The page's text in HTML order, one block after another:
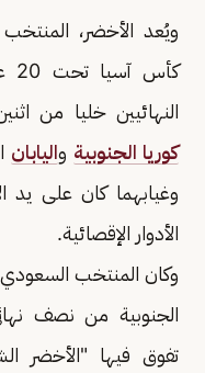
ويُعد الأخضر،
النهائيين خليا من
كوريا الجنوبية واليابان
وغيابهما كان على يد
الأدوار الإقصائية.
الجنوبية من نصف
تفوق فيها "الأخضر